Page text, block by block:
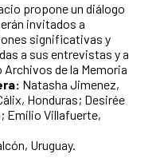
propone un diálogo
invitados a
significativas y
a sus entrevistas y a
de la Memoria
Natasha Jimenez,
Honduras; Desirée
Emilio Villafuerte,
Uruguay.